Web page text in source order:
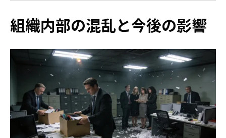
組織内部の混乱と今後の影響